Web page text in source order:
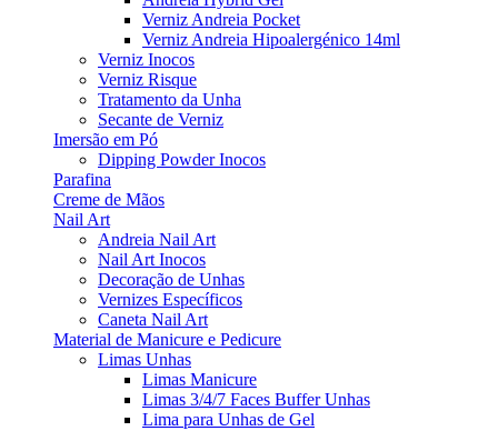
Verniz Andreia Pocket
Verniz Andreia Hipoalergénico 14ml
Verniz Inocos
Verniz Risque
Tratamento da Unha
Secante de Verniz
Imersão em Pó
Dipping Powder Inocos
Parafina
Creme de Mãos
Nail Art
Andreia Nail Art
Nail Art Inocos
Decoração de Unhas
Vernizes Específicos
Caneta Nail Art
Material de Manicure e Pedicure
Limas Unhas
Limas Manicure
Limas 3/4/7 Faces Buffer Unhas
Lima para Unhas de Gel